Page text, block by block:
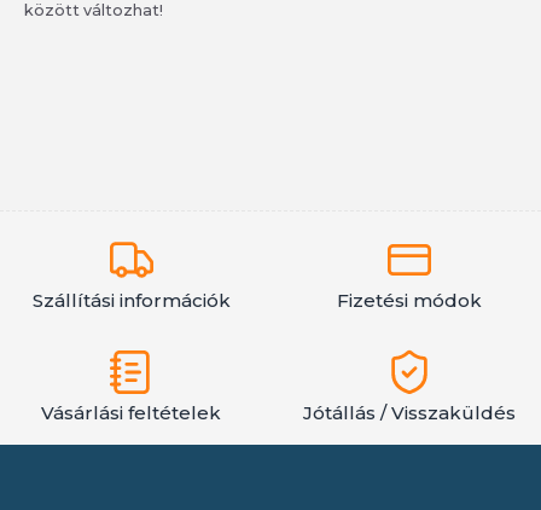
között változhat!
Szállítási információk Fizetési módok
Vásárlási feltételek Jótállás / Visszaküldés